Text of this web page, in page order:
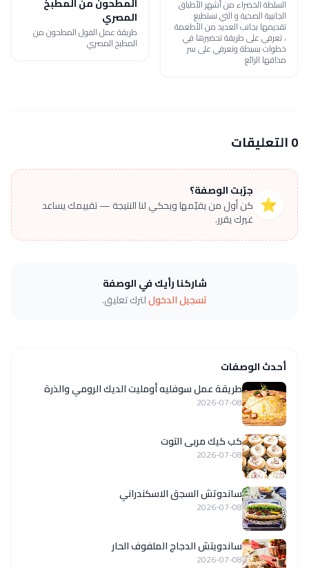
السلطة الخضراء من أشهر الأطباق
الجانبية الصحية و التي نستطيع
تقديمها بجانب العديد من الأطعمة
، تعرفي على طريقة تحضيرها في
خطوات بسيطة وتعرفي على سر
مذاقها الرائع
المصري
طريقة عمل الفول المطحون من
المطبخ المصري
0 التعليقات
⭐
جرّبت الوصفة؟
كن أول من يقيّمها ويحكي لنا النتيجة — تقييمك يساعد
غيرك يقرر.
شاركنا رأيك في الوصفة
تسجيل الدخوللترك تعليق.
أحدث الوصفات
طريقة عمل سوفليه أومليت الديك الرومي والذرة
2026-07-08
كب كيك مربى التوت
2026-07-08
ساندوتش السجق الاسكندراني
2026-07-08
ساندويتش الدجاج الملفوف الحار
2026-07-08